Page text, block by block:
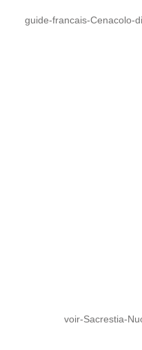
guide-francais-Cenacolo-
voir-Sacrestia-